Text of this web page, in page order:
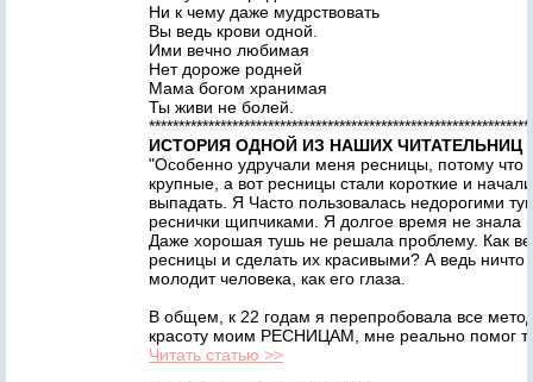
Ни к чему даже мудрствовать
Вы ведь крови одной.
Ими вечно любимая
Нет дороже родней
Мама богом хранимая
Ты живи не болей.
ИСТОРИЯ ОДНОЙ ИЗ НАШИХ ЧИТАТЕЛЬНИЦ
"Особенно удручали меня ресницы, потому что
крупные, а вот ресницы стали короткие и
выпадать. Я Часто пользовалась недорогими
реснички щипчиками. Я долгое время не знала
Даже хорошая тушь не решала проблему. Как
ресницы и сделать их красивыми? А ведь ничто
молодит человека, как его глаза.
В общем, к 22 годам я перепробовала все
красоту моим РЕСНИЦАМ, мне реально помог
Читать статью >>